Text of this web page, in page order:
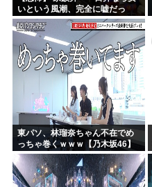
いという風潮、完全に嘘だっ
た・・・・
東パソ、林瑠奈ちゃん不在でめ
っちゃ巻くｗｗｗ【乃木坂46】